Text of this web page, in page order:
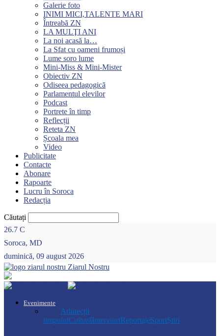
Galerie foto
INIMI MICI,TALENTE MARI
Întreabă ZN
LA MULŢI ANI
La noi acasă la…
La Sfat cu oameni frumoși
Lume soro lume
Mini-Miss & Mini-Mister
Obiectiv ZN
Odiseea pedagogică
Parlamentul elevilor
Podcast
Portrete în timp
Reflecții
Reteta ZN
Școala mea
Video
Publicitate
Contacte
Abonare
Rapoarte
Lucru în Soroca
Redacția
Căutați
26.7 C
Soroca, MD
duminică, 09 august 2026
Ziarul Nostru
Evenimente
Arhitecții
timpuluiCulturăInterviuriReportajeSportȘtiri